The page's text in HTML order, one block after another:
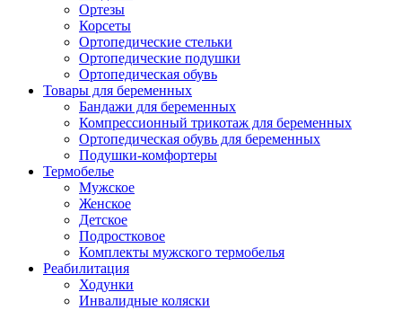
Ортезы
Корсеты
Ортопедические стельки
Ортопедические подушки
Ортопедическая обувь
Товары для беременных
Бандажи для беременных
Компрессионный трикотаж для беременных
Ортопедическая обувь для беременных
Подушки-комфортеры
Термобелье
Мужское
Женское
Детское
Подростковое
Комплекты мужского термобелья
Реабилитация
Ходунки
Инвалидные коляски